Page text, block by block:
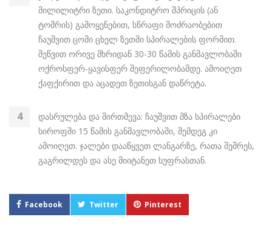
მილილიტრი ზეთი. საკონდიტრო შპრიცის (ან
ტომრის) გამოყენებით, სწრაფი მოძრაობებით
ჩაუშვით ცომი ცხელ ზეთში სპირალების ფორმით.
შეწვით ორივე მხრიდან 30-30 წამის განმავლობაში
ოქროსფერ-ყავისფერ შეფერილობამდე. ამოიღეთ
ქაფქირით და აცადეთ ზეთისგან დაწრეტა.
დასრულება და მირთმევა: ჩაუშვით მზა სპირალები
სიროფში 15 წამის განმავლობაში, შემდეგ კი
ამოიღეთ. ჯალები დააწყვეთ ლანგარზე, რათა შეშრეს,
გაგრილდეს და ასე მიიტანეთ სუფრასთან.
Facebook Twitter Pinterest